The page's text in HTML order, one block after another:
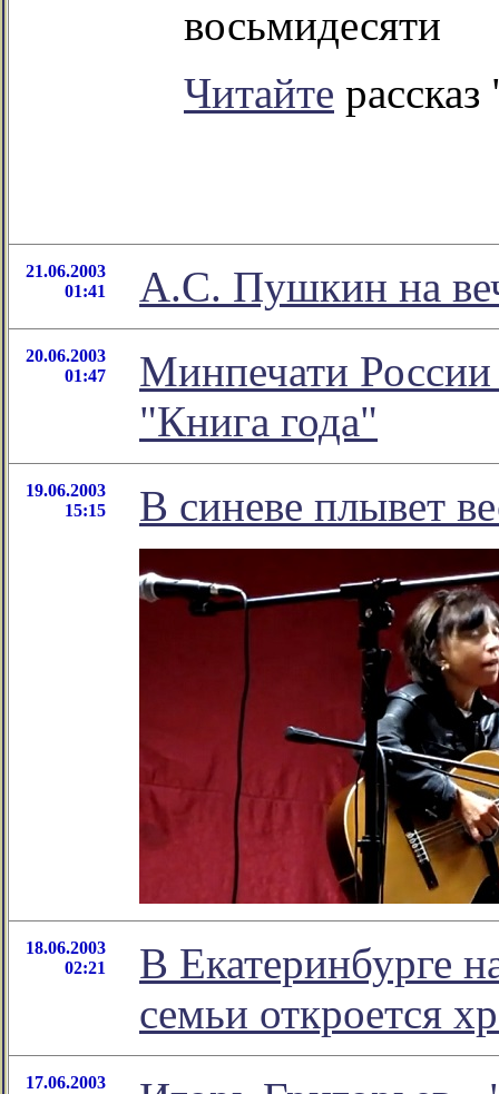
восьмидесяти
Читайте
21.06.2003
01:41
А.С. Пушкин на
20.06.2003
01:47
Минпечати России
"Книга года"
19.06.2003
15:15
В синеве плывет
18.06.2003
02:21
В Екатеринбурге
семьи откроется
17.06.2003